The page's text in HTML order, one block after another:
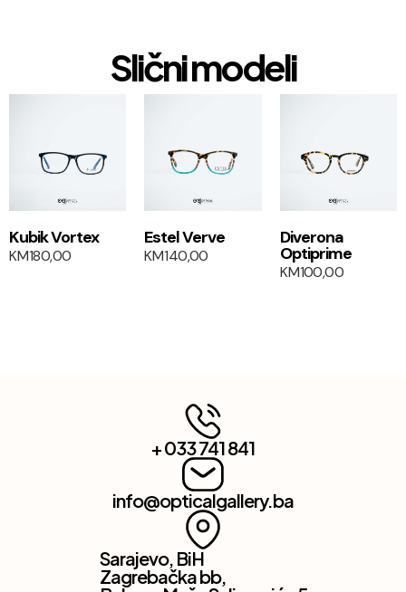
Slični modeli
1+1
Kubik Vortex
KM180,00
Estel Verve
KM140,00
1+1
Diverona
Optiprime
KM100,00
+ 033 741 841
info@opticalgallery.ba
Sarajevo, BiH
Zagrebačka bb,